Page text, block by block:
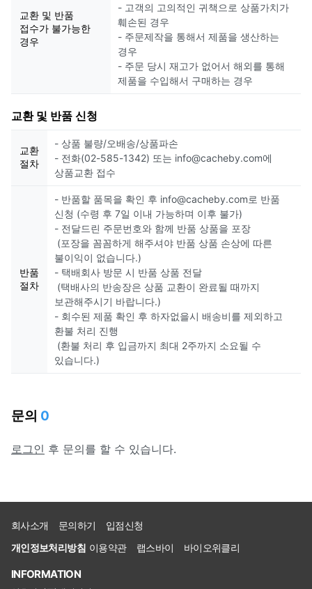
교환 및 반품
접수가 불가능한
경우
- 고객의 고의적인 귀책으로 상품가치가
훼손된 경우
- 주문제작을 통해서 제품을 생산하는
경우
- 주문 당시 재고가 없어서 해외를 통해
제품을 수입해서 구매하는 경우
교환 및 반품 신청
교환
절차
- 상품 불량/오배송/상품파손
- 전화(02-585-1342) 또는 info@cacheby.com에
상품교환 접수
반품
절차
- 반품할 품목을 확인 후 info@cacheby.com로 반품
신청 (수령 후 7일 이내 가능하며 이후 불가)
- 전달드린 주문번호와 함께 반품 상품을 포장
(포장을 꼼꼼하게 해주셔야 반품 상품 손상에 따른
불이익이 없습니다.)
- 택배회사 방문 시 반품 상품 전달
(택배사의 반송장은 상품 교환이 완료될 때까지
보관해주시기 바랍니다.)
- 회수된 제품 확인 후 하자없을시 배송비를 제외하고
환불 처리 진행
(환불 처리 후 입금까지 최대 2주까지 소요될 수
있습니다.)
문의 0
로그인 후 문의를 할 수 있습니다.
회사소개 문의하기
입점신청
개인정보처리방침 이용약관 랩스바이 바이오위클리
INFORMATION